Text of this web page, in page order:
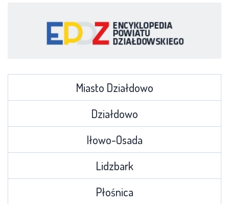
Miasto Działdowo
Działdowo
Iłowo-Osada
Lidzbark
Płośnica